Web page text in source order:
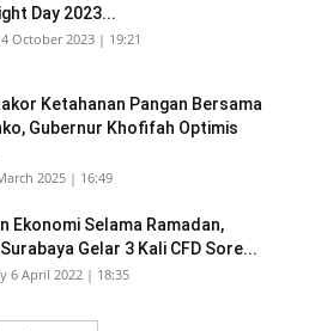
Day 2023...
October 2023 | 19:21
Ketahanan Pangan Bersama
Gubernur Khofifah Optimis
2025 | 16:49
Ekonomi Selama Ramadan,
Gelar 3 Kali CFD Sore...
6 April 2022 | 18:35